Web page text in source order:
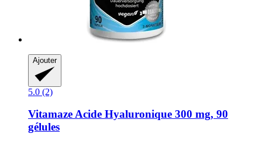
Ajouter
5.0 (2)
VitamazeAcide Hyaluronique 300 mg, 90
gélules